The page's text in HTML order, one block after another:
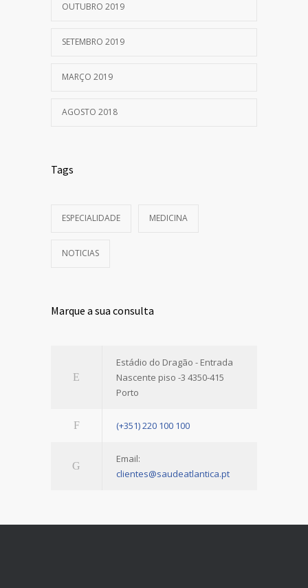
OUTUBRO 2019
SETEMBRO 2019
MARÇO 2019
AGOSTO 2018
Tags
ESPECIALIDADE MEDICINA
NOTICIAS
Marque a sua consulta
Estádio do Dragão - Entrada
Nascente piso -3 4350-415
Porto
(+351) 220 100 100
Email:
clientes@saudeatlantica.pt